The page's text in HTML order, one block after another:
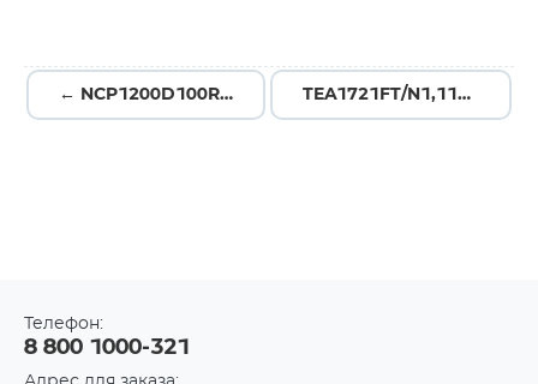
← NCP1200D100R2G TEA1721FT/N1,118 →
Телефон:
8 800 1000-321